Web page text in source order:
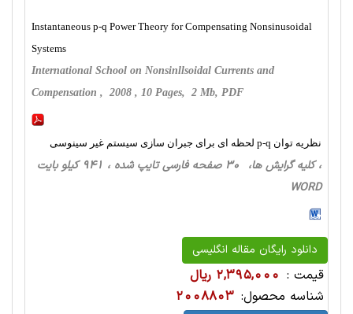
Instantaneous p-q Power Theory for Compensating Nonsinusoidal
Systems
International School on Nonsinllsoidal Currents and
Compensation , 2008 , 10 Pages, 2 Mb, PDF
نظریه توان p-q لحظه ای برای جبران سازی سیستم غیر سینوسی
، کلیه گرایش ها، 30 صفحه فارسی تایپ شده ، 941 کیلو بایت
WORD
دانلود رایگان مقاله انگلیسی
قیمت : 2,395,000 ریال
شناسه محصول: 2008803